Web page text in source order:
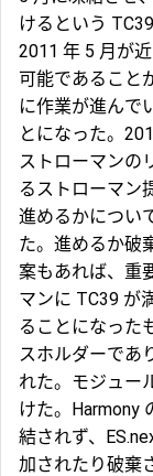
けるという
2011 年 5 月が
可能であること
に作業が進んで
とになった。
ストローマンの
るストローマン
進めるかについ
た。進めるか破
案もあれば、重
マンに TC39 が
ることになった
スホルダーであ
れた。モジュー
けた。Harmony
結されず、
加されたり破棄